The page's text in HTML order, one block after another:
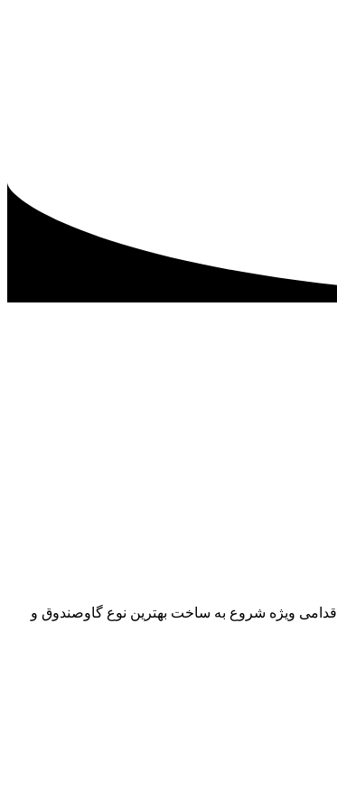
ویژه شروع به ساخت بهترین نوع گاوصندوق و